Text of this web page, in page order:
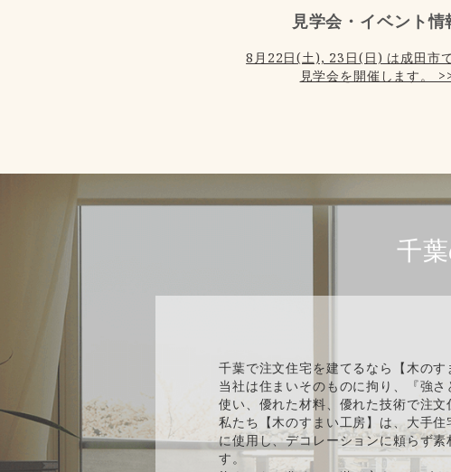
見学会・イベント情
8月22日(土), 23日(日) は成田市
見学会を開催します。
千
千葉で注文住宅を建てるなら【木のす
当社は住まいそのものに拘り、『強
使い、優れた材料、優れた技術で注
私たち【木のすまい工房】は、大手
に使用し、デコレーションに頼らず
す。